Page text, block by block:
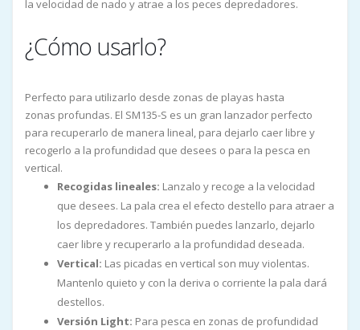
la velocidad de nado y atrae a los peces depredadores.
¿Cómo usarlo?
Perfecto para utilizarlo desde zonas de playas hasta
zonas profundas. El SM135-S es un gran lanzador perfecto
para recuperarlo de manera lineal, para dejarlo caer libre y
recogerlo a la profundidad que desees o para la pesca en
vertical.
Recogidas lineales: Lanzalo y recoge a la velocidad
que desees. La pala crea el efecto destello para atraer a
los depredadores. También puedes lanzarlo, dejarlo
caer libre y recuperarlo a la profundidad deseada.
Vertical: Las picadas en vertical son muy violentas.
Mantenlo quieto y con la deriva o corriente la pala dará
destellos.
Versión Light: Para pesca en zonas de profundidad